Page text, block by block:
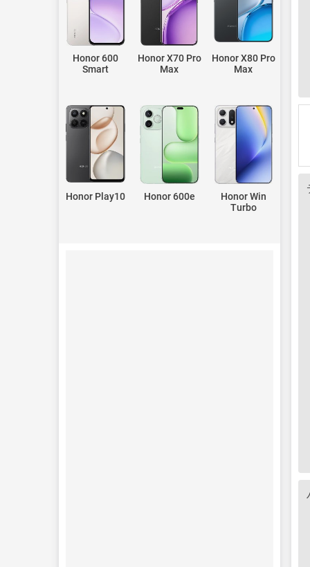
Honor 600
Smart
Honor X70 Pro
Max
Honor X80 Pro
Max
Honor Play10 Honor 600e
Honor Win
Turbo